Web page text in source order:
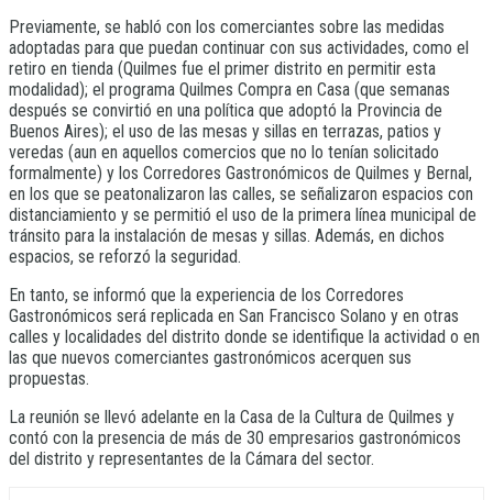
Previamente, se habló con los comerciantes sobre las medidas
adoptadas para que puedan continuar con sus actividades, como el
retiro en tienda (Quilmes fue el primer distrito en permitir esta
modalidad); el programa Quilmes Compra en Casa (que semanas
después se convirtió en una política que adoptó la Provincia de
Buenos Aires); el uso de las mesas y sillas en terrazas, patios y
veredas (aun en aquellos comercios que no lo tenían solicitado
formalmente) y los Corredores Gastronómicos de Quilmes y Bernal,
en los que se peatonalizaron las calles, se señalizaron espacios con
distanciamiento y se permitió el uso de la primera línea municipal de
tránsito para la instalación de mesas y sillas. Además, en dichos
espacios, se reforzó la seguridad.
En tanto, se informó que la experiencia de los Corredores
Gastronómicos será replicada en San Francisco Solano y en otras
calles y localidades del distrito donde se identifique la actividad o en
las que nuevos comerciantes gastronómicos acerquen sus
propuestas.
La reunión se llevó adelante en la Casa de la Cultura de Quilmes y
contó con la presencia de más de 30 empresarios gastronómicos
del distrito y representantes de la Cámara del sector.